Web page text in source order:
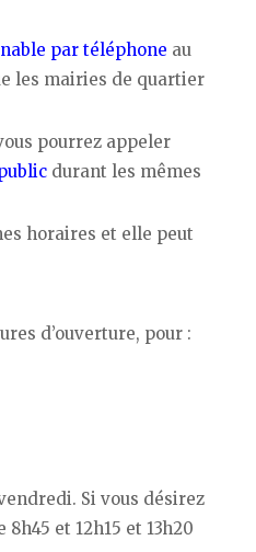
par téléphone au
les mairies de quartier
pourrez appeler
durant les mêmes
horaires et elle peut
d’ouverture, pour :
Si vous désirez
8h45 et 12h15 et 13h20